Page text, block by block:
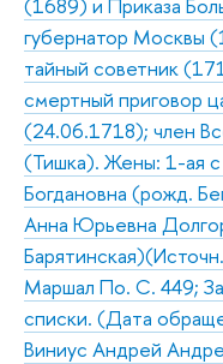
губернатор Москвы
тайный советник
смертный приговор
(24.06.1718); член
(Тишка). Жены: 1-ая
Богдановна (рожд.
Анна Юрьевна
Маршал По. С. 449;
списки. (Дата
Виниус Андрей